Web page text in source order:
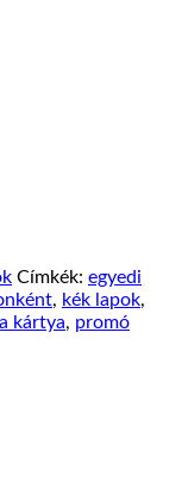
Címkék: egyedi
, kék lapok,
kártya, promó